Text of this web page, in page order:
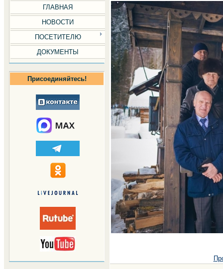
ГЛАВНАЯ
НОВОСТИ
ПОСЕТИТЕЛЮ
ДОКУМЕНТЫ
Присоединяйтесь!